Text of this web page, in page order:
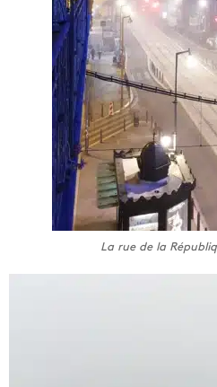
La rue de la